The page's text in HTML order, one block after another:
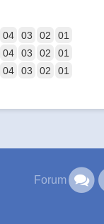
04 03 02 01
04 03 02 01
04 03 02
01
Forum